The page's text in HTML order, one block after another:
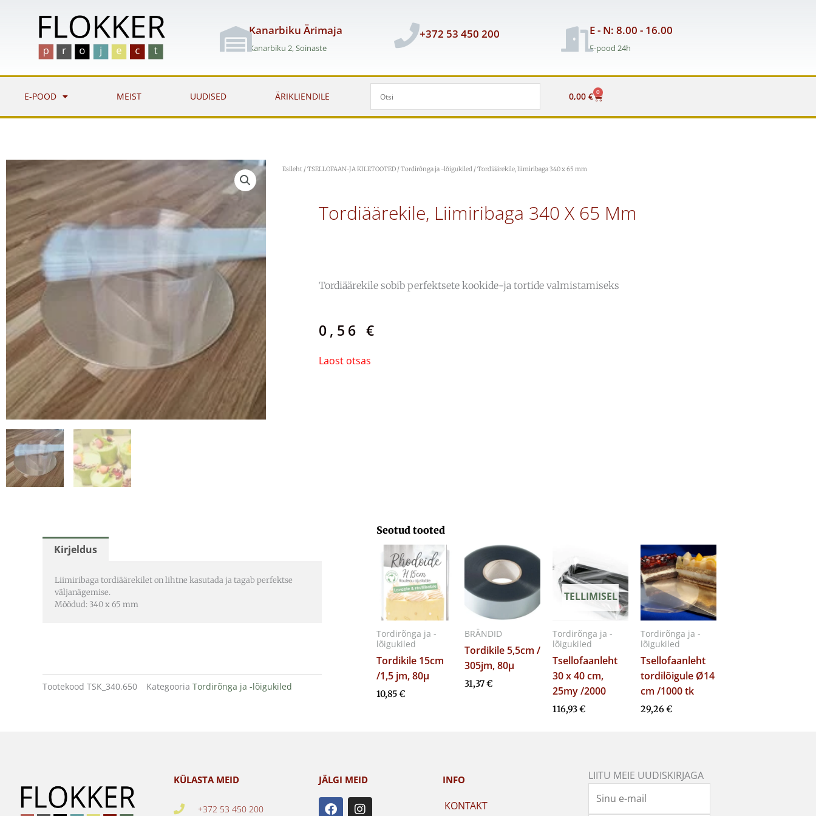
Kanarbiku Ärimaja
Kanarbiku 2, Soinaste
+372 53 450 200 E - N: 8.00 - 16.00
E-pood 24h
E-POOD MEIST UUDISED ÄRIKLIENDILE 0,00 € 0
Cart
Esileht/TSELLOFAAN-JA KILETOOTED/Tordirõnga ja -lõigukiled/ Tordiäärekile, liimiribaga 340 x 65 mm
Tordiäärekile, Liimiribaga 340 X 65 Mm
Tordiäärekile sobib perfektsete kookide-ja tortide valmistamiseks
0,56 €
Laost otsas
Kirjeldus
Liimiribaga tordiäärekilet on lihtne kasutada ja tagab perfektse
väljanägemise.
Mõõdud: 340 x 65 mm
Tootekood TSK_340.650 Kategooria Tordirõnga ja -lõigukiled
Seotud tooted
Tordirõnga ja -
lõigukiled
Tordikile 15cm
/1,5 jm, 80µ
10,85€
BRÄNDID
Tordikile 5,5cm /
305jm, 80µ
31,37€
TELLIMISEL
Tordirõnga ja -
lõigukiled
Tsellofaanleht
30 x 40 cm,
25my /2000
116,93€
Tordirõnga ja -
lõigukiled
Tsellofaanleht
tordilõigule Ø14
cm /1000 tk
29,26€
KÜLASTA MEID
+372 53 450 200
JÄLGI MEID
F I
INFO
KONTAKT
LIITU MEIE UUDISKIRJAGA